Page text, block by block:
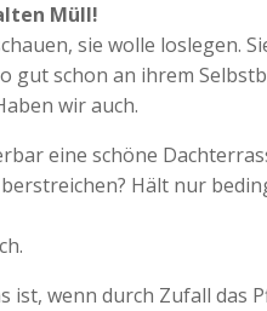
Müll!
sie wolle loslegen.
gut schon an ihrem
wir auch.
eine schöne
Hält nur
ist, wenn durch Zufall das